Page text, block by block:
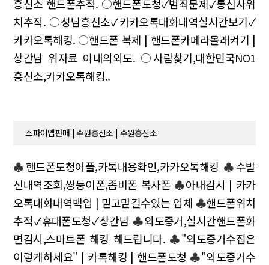
흥신소 핸드폰추적. ○핸드폰도청✓범죄문제✓통신사위
치추적. ○성남흥신소✓카카오톡대화내역실시간보기✓
카카오톡해킹. ○핸드폰 복제 | 핸드폰카메라몰래켜기 |
상간남 위자료 아내의외도. ○사람찾기,대한민국NO1
흥신소,카카오톡해킹..
스파이앱판매 | 수원흥신소 | 수원흥신소
♣핸드폰도청어플,카톡내용확인,카카오톡해킹 ♣수발
신내역조회,쌍둥이폰,좀비폰 복사폰 ♣아내감시 | 카카
오톡대화내역백업 | 믿고맡길수있는 업체 ♣핸드폰위치
추적✓휴대폰도청✓상간남 ♣외도증거,실시간핸드폰화
면감시,스마트폰 해킹 해드립니다. ♣"외도증거수집은
이렇게하세요" | 카톡해킹 | 핸드폰도청 ♣"외도증거수